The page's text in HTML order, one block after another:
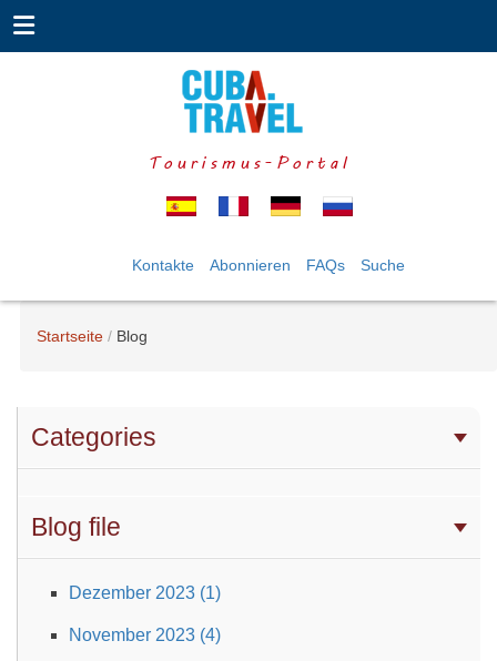
Tourismus-Portal
Kontakte Abonnieren FAQs Suche
Startseite Blog
Categories
Blog file
Dezember 2023 (1)
November 2023 (4)